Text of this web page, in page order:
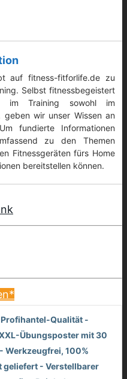
auf fitness-fitforlife.de zu
Selbst fitnessbegeistert
im Training sowohl im
geben wir unser Wissen an
fundierte Informationen
zu den Themen
Fitnessgeräten fürs Home
bereitstellen können.
Qualität -
Übungsposter mit 30
Werkzeugfrei, 100%
geliefert - Verstellbarer